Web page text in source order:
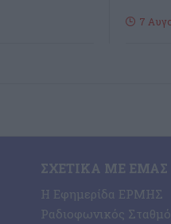
7
ΣΧΕΤΙΚΆ ΜΕ ΕΜΆΣ
Η Εφημερίδα ΕΡΜΗΣ
Ραδιοφωνικός